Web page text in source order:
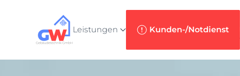
Zum Hauptinhalt springen
Leistungen Kunden-/Notdienst